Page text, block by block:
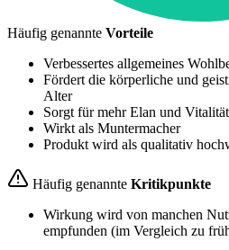
Häufig genannte Vorteile
Verbessertes allgemeines
Fördert die körperliche und
Alter
Sorgt für mehr Elan und Vitalität
Wirkt als Muntermacher
Produkt wird als qualitativ
Häufig genannte Kritikpunkte
Wirkung wird von manchen
empfunden (im Vergleich zu